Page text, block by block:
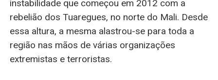
instabilidade que começou em 2012 com a
rebelião dos Tuaregues, no norte do Mali. Desde
essa altura, a mesma alastrou-se para toda a
região nas mãos de várias organizações
extremistas e terroristas.